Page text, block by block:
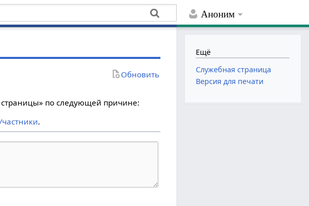
Аноним
Обновить
страницы» по следующей причине:
.
Ещё
Служебная страница
Версия для печати